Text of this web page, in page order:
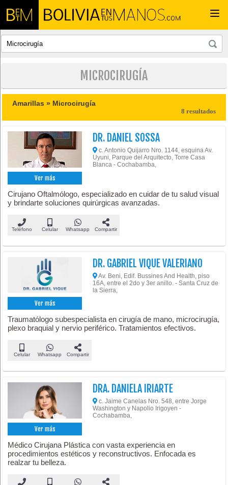
MICROCIRUGÍA
Amarillas » Microcirugía
8 resultados
Ver más
DR. DANIEL SOSSA
c. Antonio Quijarro Nro. 1144, esquina Av.
Uyuni, Parque del Arquitecto, Torre Casa
Blanca - Cochabamba,
Cirujano Oftalmólogo, especializado en cuidar de tu salud visual
y brindarte soluciones quirúrgicas avanzadas.
Teléfono Celular Whatsapp Compartir
Ver más
DR. GABRIEL VIQUE VALERIANO
Av. Beni, Edif. Bussines And Health, piso
16A, entre el 2do y 3er anillo. - Santa Cruz de
la Sierra,
Traumatólogo subespecialista en cirugía de mano, microcirugía,
plexo braquial y nervio periférico. Tratamientos efectivos.
Celular Whatsapp Compartir
Ver más
DRA. DANIELA IRIARTE
c. Jaime Canelas Nro. 548, entre Jorge
Washington y Napolio Irigoyen -
Cochabamba,
Médico Cirujana Plástica con vasta experiencia en
procedimientos estéticos y reconstructivos. Enfocada es
realzar tu belleza.